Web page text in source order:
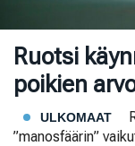
Ruotsi
poikien
ULKOMAAT
”manosfäärin”